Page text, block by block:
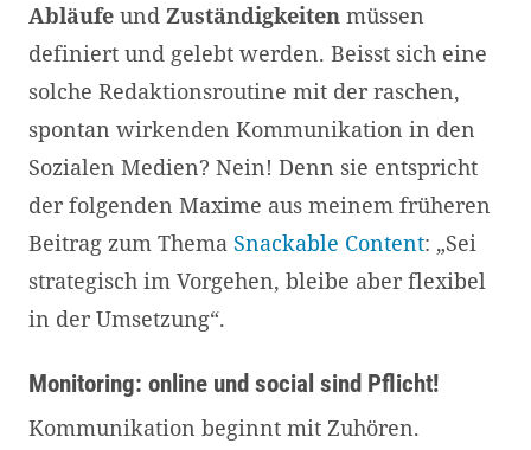
Abläufe und Zuständigkeiten müssen
definiert und gelebt werden. Beisst sich eine
solche Redaktionsroutine mit der raschen,
spontan wirkenden Kommunikation in den
Sozialen Medien? Nein! Denn sie entspricht
der folgenden Maxime aus meinem früheren
Beitrag zum Thema Snackable Content: „Sei
strategisch im Vorgehen, bleibe aber flexibel
in der Umsetzung“.
Monitoring: online und social sind Pflicht!
Kommunikation beginnt mit Zuhören.